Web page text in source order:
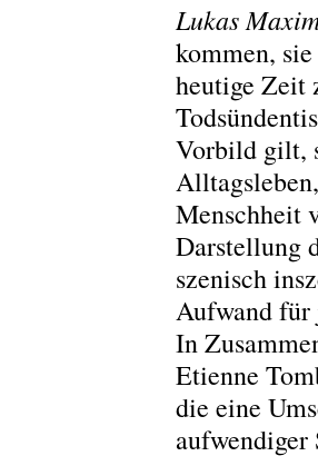
Lukas
kommen,
heutige Zeit
Vorbild gilt,
Menschheit
Darstellung
szenisch
Aufwand für
In
Etienne
die eine